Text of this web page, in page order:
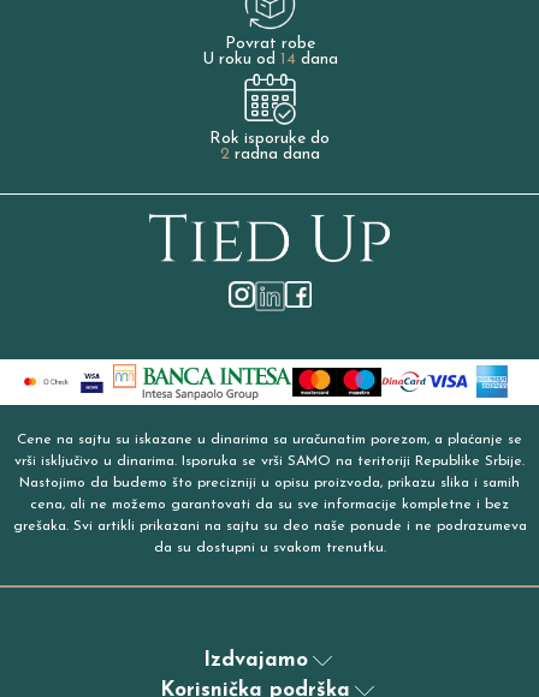
Povrat robe
U roku od 14dana
Rok isporuke do
2radna dana
Cene na sajtu su iskazane u dinarima sa uračunatim porezom, a plaćanje se
vrši isključivo u dinarima. Isporuka se vrši SAMO na teritoriji Republike Srbije.
Nastojimo da budemo što precizniji u opisu proizvoda, prikazu slika i samih
cena, ali ne možemo garantovati da su sve informacije kompletne i bez
grešaka. Svi artikli prikazani na sajtu su deo naše ponude i ne podrazumeva
da su dostupni u svakom trenutku.
Izdvajamo
Korisnička podrška